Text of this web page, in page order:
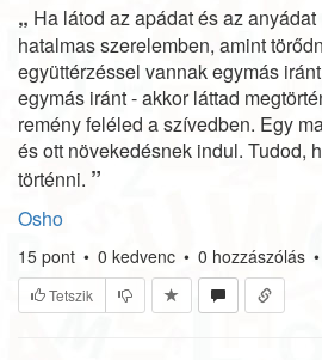
„ Ha látod az apádat és az
hatalmas szerelemben, amint
együttérzéssel vannak egymás
egymás iránt - akkor láttad
remény feléled a szívedben. Egy
és ott növekedésnek indul. Tudod,
történni. ”
Osho
15 pont • 0 kedvenc • 0 hozzászólás •
Tetszik